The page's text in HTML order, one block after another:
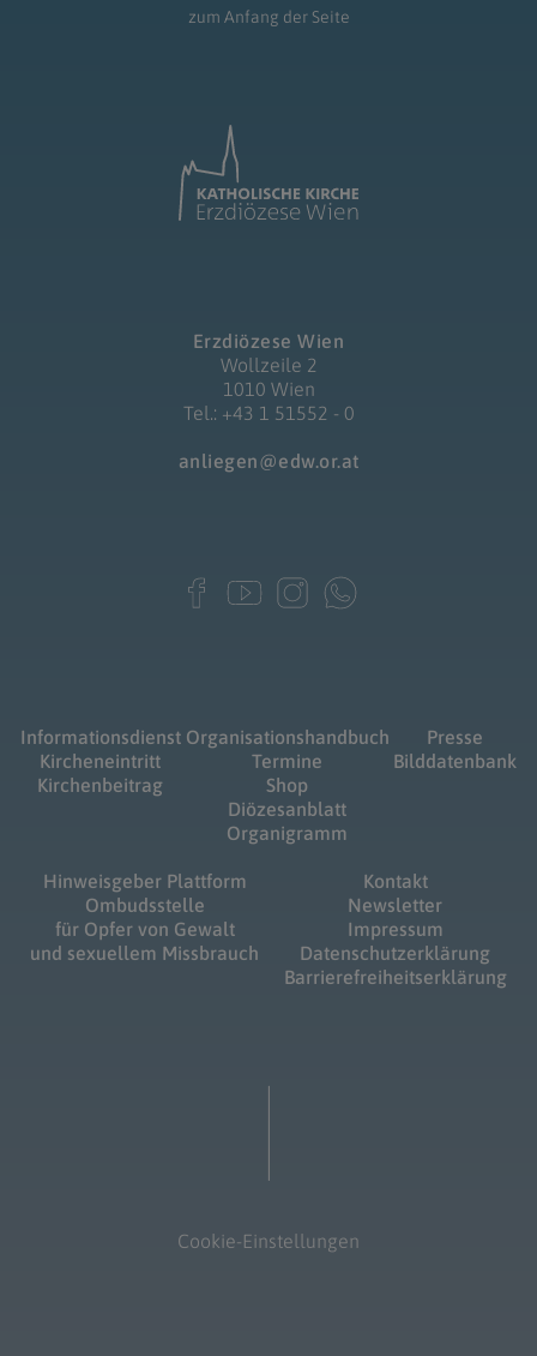
zum Anfang der Seite
Erzdiözese Wien
Wollzeile 2
1010 Wien
Tel.: +43 1 51552 - 0
anliegen@edw.or.at
Informationsdienst
Kircheneintritt
Kirchenbeitrag
Organisationshandbuch
Termine
Shop
Diözesanblatt
Organigramm
Presse
Bilddatenbank
Hinweisgeber Plattform
Ombudsstelle
für Opfer von Gewalt
und sexuellem Missbrauch
Kontakt
Newsletter
Impressum
Datenschutzerklärung
Barrierefreiheitserklärung
Cookie-Einstellungen